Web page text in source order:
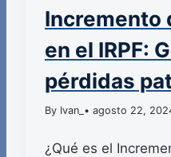
Incremento
en el IRPF:
pérdidas
By Ivan_ • agosto 22,
¿Qué es el